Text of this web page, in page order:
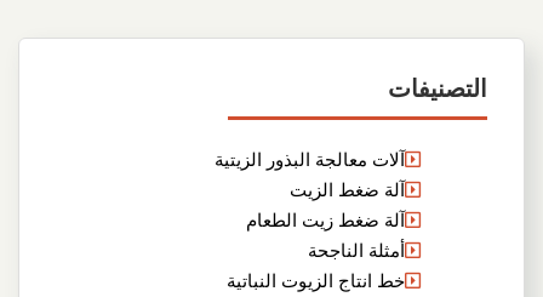
التصنيفات
آلات معالجة البذور الزيتية
آلة ضغط الزيت
آلة ضغط زيت الطعام
أمثلة الناجحة
خط انتاج الزيوت النباتية